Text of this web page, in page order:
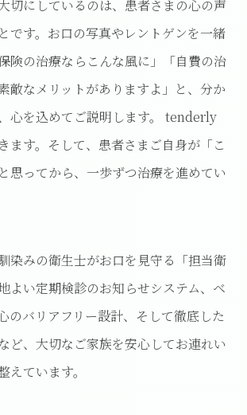
切にしているのは、患者さまの心の声
です。お口の写真やレントゲンを一緒
険の治療ならこんな風に」「自費の治
敵なメリットがありますよ」と、分か
心を込めてご説明します。 tenderly
ます。そして、患者さまご自身が「こ
思ってから、一歩ずつ治療を進めてい
染みの衛生士がお口を見守る「担当衛
よい定期検診のお知らせシステム、ベ
のバリアフリー設計、そして徹底した
ど、大切なご家族を安心してお連れい
えています。